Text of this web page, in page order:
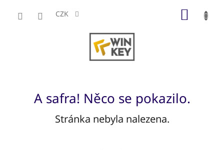
CZK
A safra! Něco se pokazilo.
Stránka nebyla nalezena.